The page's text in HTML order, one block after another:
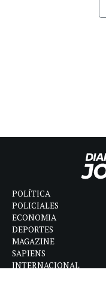
POLÍTICA
POLICIALES
ECONOMIA
DEPORTES
MAGAZINE
SAPIENS
INTERNACIONAL